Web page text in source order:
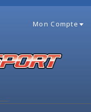
Mon Compte